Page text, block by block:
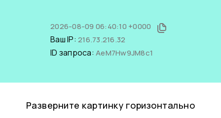
2026-08-09 06:40:10 +0000
Ваш IP: 216.73.216.32
ID запроса: AeM7Hw9JM8c1
Разверните картинку горизонтально